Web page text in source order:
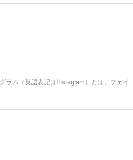
ラム（英語表記はInstagram）とは、フェイ